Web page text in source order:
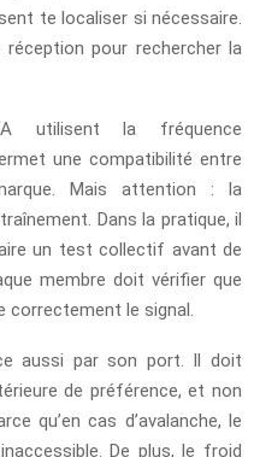
te localiser si nécessaire.
réception pour rechercher la
utilisent la fréquence
une compatibilité entre
Mais attention : la
Dans la pratique, il
un test collectif avant de
membre doit vérifier que
le signal.
aussi par son port. Il doit
de préférence, et non
qu’en cas d’avalanche, le
De plus, le froid